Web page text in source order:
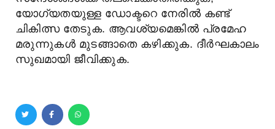
യോഗ്യതയുള്ള ഡോക്ടറെ നേരിൽ കണ്ട്
ചികിത്സ തേടുക. ആവശ്യമെങ്കിൽ പ്രമേഹ
മരുന്നുകള്‍ മുടങ്ങാതെ കഴിക്കുക. ദീര്‍ഘകാലം
സുഖമായി ജീവിക്കുക.